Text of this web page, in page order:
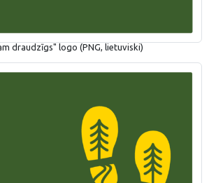
draudzīgs" logo (PNG, lietuviski)